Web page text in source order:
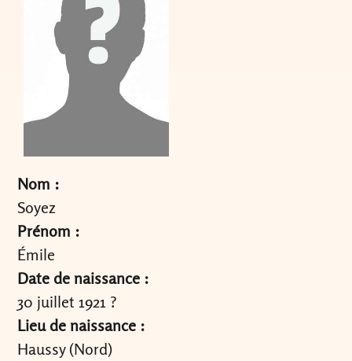
Nom :
Soyez
Prénom :
Émile
Date de naissance :
30 juillet 1921 ?
Lieu de naissance :
Haussy (Nord)